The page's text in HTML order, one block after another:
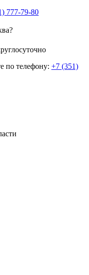
777-79-80
по телефону: +7 (351)